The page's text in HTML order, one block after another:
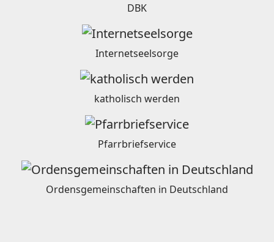
DBK
Internetseelsorge
katholisch werden
Pfarrbriefservice
Ordensgemeinschaften in Deutschland